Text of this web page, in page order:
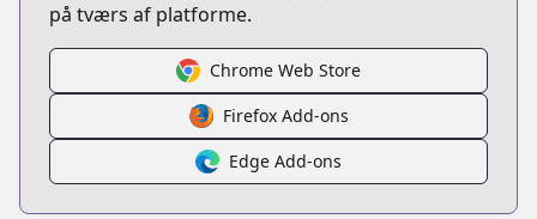
på tværs af platforme.
Chrome Web Store
Firefox Add-ons
Edge Add-ons